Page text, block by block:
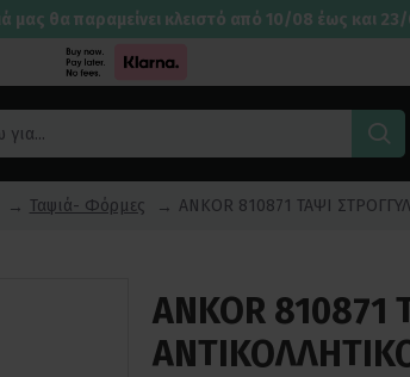
μας θα παραμείνει κλειστό από 10/08 έως και
Ταψιά- Φόρμες ANKOR 810871 ΤΑΨΙ
ANKOR